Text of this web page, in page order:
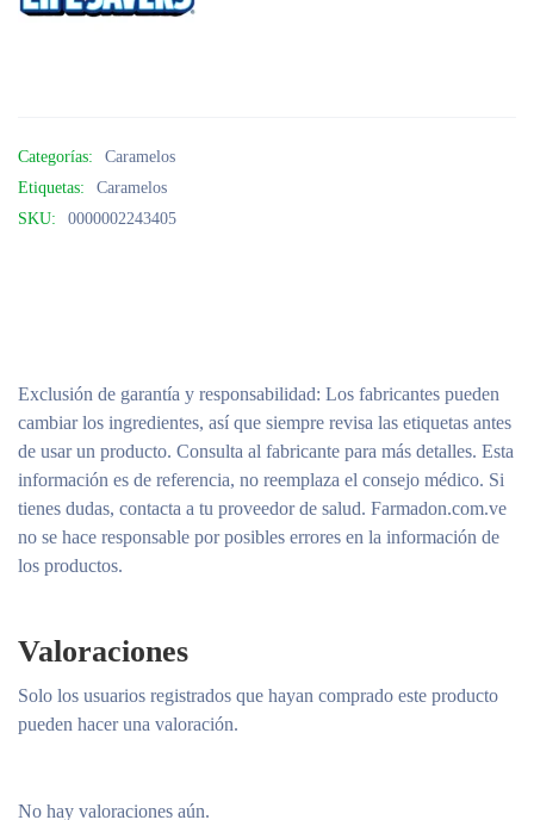
Categorías:
Caramelos
Etiquetas:
Caramelos
SKU:
0000002243405
Exclusión de garantía y responsabilidad: Los fabricantes pueden
cambiar los ingredientes, así que siempre revisa las etiquetas antes
de usar un producto. Consulta al fabricante para más detalles. Esta
información es de referencia, no reemplaza el consejo médico. Si
tienes dudas, contacta a tu proveedor de salud. Farmadon.com.ve
no se hace responsable por posibles errores en la información de
los productos.
Valoraciones
No hay valoraciones aún.
Solo los usuarios registrados que hayan comprado este producto
pueden hacer una valoración.